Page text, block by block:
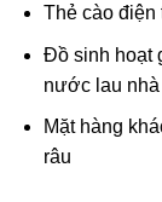
Thẻ cào điện
Đồ sinh hoạt
nước lau nhà
Mặt hàng
râu